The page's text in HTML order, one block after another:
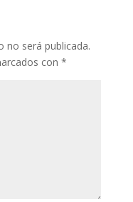
p
p
ti
r
no será publicada.
con *